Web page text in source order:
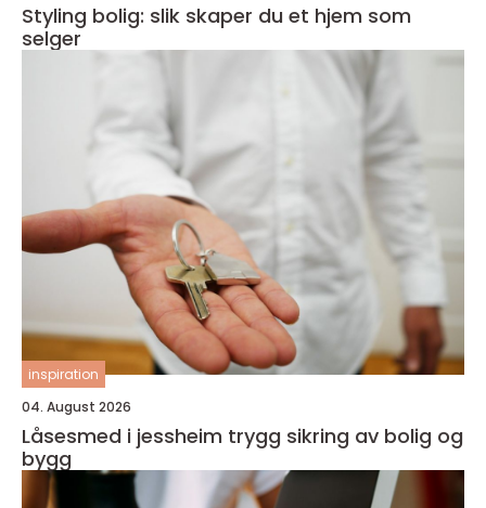
Styling bolig: slik skaper du et hjem som
selger
inspiration
04. August 2026
Låsesmed i jessheim trygg sikring av bolig og
bygg